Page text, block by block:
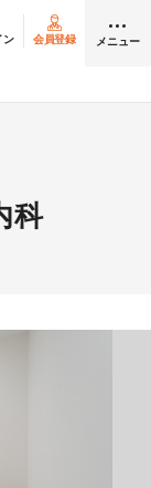
ン 会員登録 メニュー
科